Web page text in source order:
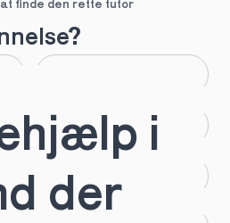
finde den rette tutor
HF
i
der